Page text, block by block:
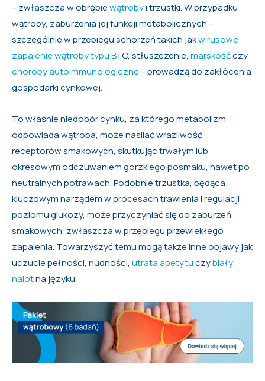
– zwłaszcza w obrębiewątrobyi trzustki. W przypadku
wątroby, zaburzenia jej funkcji metabolicznych –
szczególnie w przebiegu schorzeń takich jakwirusowe
zapalenie wątroby typu Bi C, stłuszczenie, marskośćczy
choroby autoimmunologiczne – prowadzą do zakłócenia
gospodarki cynkowej.
To właśnie niedobór cynku, za którego metabolizm
odpowiada wątroba, może nasilać wrażliwość
receptorów smakowych, skutkując trwałym lub
okresowym odczuwaniem gorzkiego posmaku, nawet po
neutralnych potrawach. Podobnie trzustka, będąca
kluczowym narządem w procesach trawienia i regulacji
poziomu glukozy, może przyczyniać się do zaburzeń
smakowych, zwłaszcza w przebiegu przewlekłego
zapalenia. Towarzyszyć temu mogą także inne objawy jak
uczucie pełności, nudności, utrata apetytuczybiały
nalotna języku.